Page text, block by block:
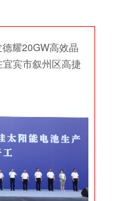
耀20GW高效晶
宾市叙州区高捷